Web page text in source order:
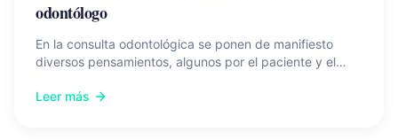
odontólogo
En la consulta odontológica se ponen de manifiesto
diversos pensamientos, algunos por el paciente y el
Leer más